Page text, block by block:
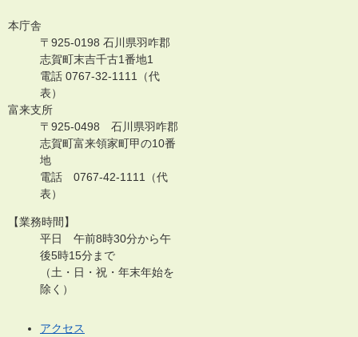
本庁舎
〒925-0198 石川県羽咋郡
志賀町末吉千古1番地1
電話 0767-32-1111（代
表）
富来支所
〒925-0498 石川県羽咋郡
志賀町富来領家町甲の10番
地
電話 0767-42-1111（代
表）
【業務時間】
平日 午前8時30分から午
後5時15分まで
（土・日・祝・年末年始を
除く）
アクセス